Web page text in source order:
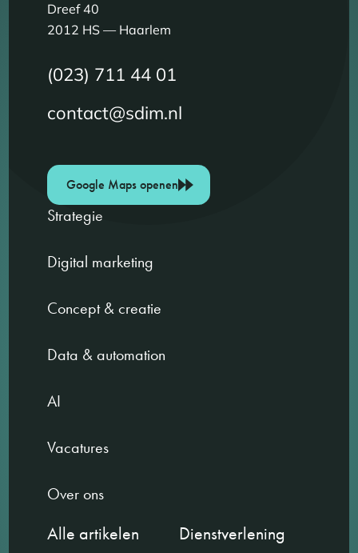
Dreef 40
2012 HS — Haarlem
(023) 711 44 01
contact@sdim.nl
Google Maps openen
Strategie
Digital marketing
Concept & creatie
Data & automation
AI
Vacatures
Over ons
Alle artikelen Dienstverlening